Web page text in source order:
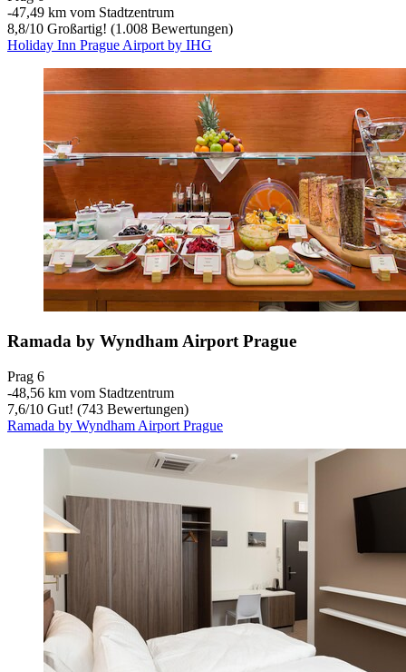
‐47,49 km vom Stadtzentrum
8,8/10 Großartig! (1.008 Bewertungen)
Holiday Inn Prague Airport by IHG
Ramada by Wyndham Airport Prague
Prag 6
‐48,56 km vom Stadtzentrum
7,6/10 Gut! (743 Bewertungen)
Ramada by Wyndham Airport Prague